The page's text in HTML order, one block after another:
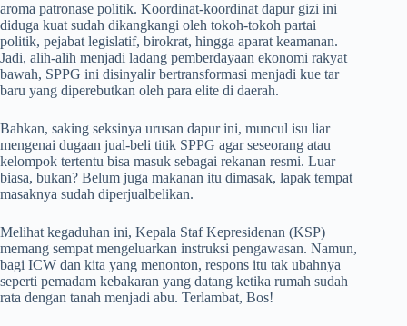
aroma patronase politik. Koordinat-koordinat dapur gizi ini
diduga kuat sudah dikangkangi oleh tokoh-tokoh partai
politik, pejabat legislatif, birokrat, hingga aparat keamanan.
Jadi, alih-alih menjadi ladang pemberdayaan ekonomi rakyat
bawah, SPPG ini disinyalir bertransformasi menjadi kue tar
baru yang diperebutkan oleh para elite di daerah.
Bahkan, saking seksinya urusan dapur ini, muncul isu liar
mengenai dugaan jual-beli titik SPPG agar seseorang atau
kelompok tertentu bisa masuk sebagai rekanan resmi. Luar
biasa, bukan? Belum juga makanan itu dimasak, lapak tempat
masaknya sudah diperjualbelikan.
Melihat kegaduhan ini, Kepala Staf Kepresidenan (KSP)
memang sempat mengeluarkan instruksi pengawasan. Namun,
bagi ICW dan kita yang menonton, respons itu tak ubahnya
seperti pemadam kebakaran yang datang ketika rumah sudah
rata dengan tanah menjadi abu. Terlambat, Bos!